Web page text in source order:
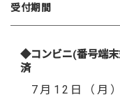
受付期間
◆コンビニ(番号端
済
7月12日（月